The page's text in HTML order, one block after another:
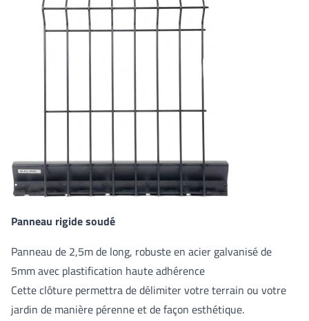
Panneau rigide soudé
Panneau de 2,5m de long, robuste en acier galvanisé de
5mm avec plastification haute adhérence
Cette clôture permettra de délimiter votre terrain ou votre
jardin de manière pérenne et de façon esthétique.